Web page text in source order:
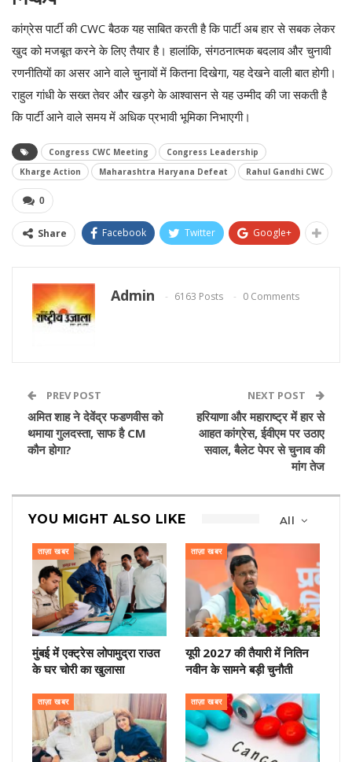
कांग्रेस पार्टी की CWC बैठक यह साबित करती है कि पार्टी अब हार से सबक लेकर
खुद को मजबूत करने के लिए तैयार है। हालांकि, संगठनात्मक बदलाव और चुनावी
रणनीतियों का असर आने वाले चुनावों में कितना दिखेगा, यह देखने वाली बात होगी।
राहुल गांधी के सख्त तेवर और खड़गे के आश्वासन से यह उम्मीद की जा सकती है
कि पार्टी आने वाले समय में अधिक प्रभावी भूमिका निभाएगी।
Congress CWC Meeting
Congress Leadership
Kharge Action
Maharashtra Haryana Defeat Rahul Gandhi CWC
0
Share Facebook Twitter Google+
Admin 6163 Posts 0 Comments
PREV POST
अमित शाह ने देवेंद्र फडणवीस को
थमाया गुलदस्ता, साफ है CM
कौन होगा?
NEXT POST
हरियाणा और महाराष्ट्र में हार से
आहत कांग्रेस, ईवीएम पर उठाए
सवाल, बैलेट पेपर से चुनाव की
मांग तेज
All
YOU MIGHT ALSO LIKE
ताज़ा खबर
मुंबई में एक्ट्रेस लोपामुद्रा राउत
के घर चोरी का खुलासा
ताज़ा खबर
यूपी 2027 की तैयारी में नितिन
नवीन के सामने बड़ी चुनौती
ताज़ा खबर ताज़ा खबर